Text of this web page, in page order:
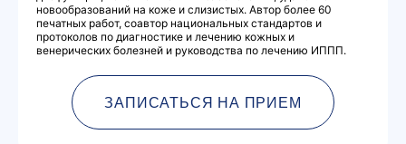
новообразований на коже и слизистых. Автор более 60
печатных работ, соавтор национальных стандартов и
протоколов по диагностике и лечению кожных и
венерических болезней и руководства по лечению ИППП.
ЗАПИСАТЬСЯ НА ПРИЕМ